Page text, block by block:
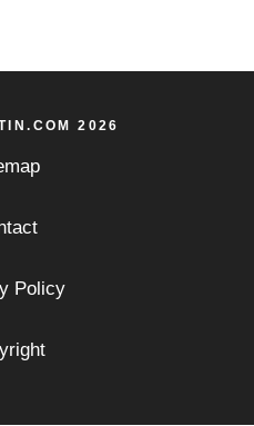
2026
Policy